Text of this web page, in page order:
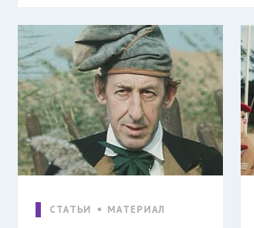
СТАТЬИ МАТЕРИАЛ